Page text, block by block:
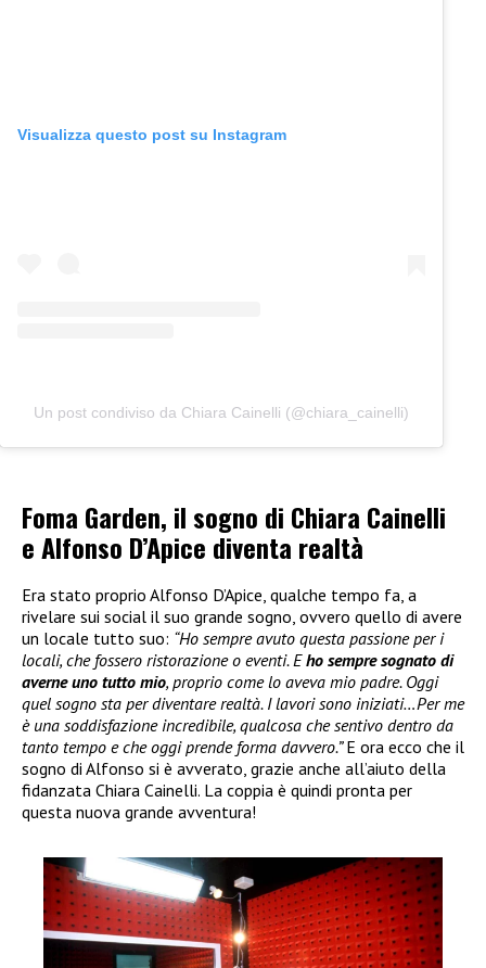
Visualizza questo post su Instagram
Un post condiviso da Chiara Cainelli (@chiara_cainelli)
Foma Garden, il sogno di Chiara Cainelli
e Alfonso D’Apice diventa realtà
Era stato proprio Alfonso D’Apice, qualche tempo fa, a
rivelare sui social il suo grande sogno, ovvero quello di avere
un locale tutto suo: “Ho sempre avuto questa passione per i
locali, che fossero ristorazione o eventi. Eho sempre sognato di
averne uno tutto mio, proprio come lo aveva mio padre. Oggi
quel sogno sta per diventare realtà. I lavori sono iniziati…Per me
è una soddisfazione incredibile, qualcosa che sentivo dentro da
tanto tempo e che oggi prende forma davvero.”E ora ecco che il
sogno di Alfonso si è avverato, grazie anche all’aiuto della
fidanzata Chiara Cainelli. La coppia è quindi pronta per
questa nuova grande avventura!